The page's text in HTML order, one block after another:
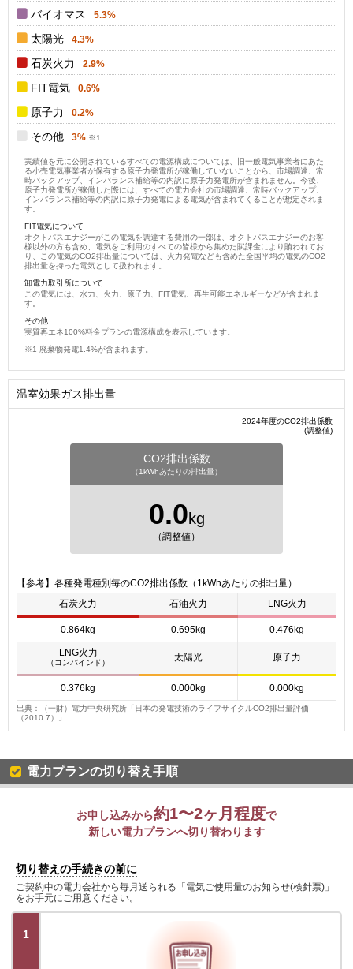
バイオマス 5.3%
太陽光 4.3%
石炭火力 2.9%
FIT電気 0.6%
原子力 0.2%
その他 3%
実績値を元に公開されているすべての電源構成については、旧一般電気事業者にあた
る小売電気事業者が保有する原子力発電所が稼働していないことから、市場調達、常
時バックアップ、インバランス補給等の内訳に原子力発電所が含まれません。今後、
原子力発電所が稼働した際には、すべての電力会社の市場調達、常時バックアップ、
インバランス補給等の内訳に原子力発電による電気が含まれてくることが想定されま
す。
FIT電気について
オクトパスエナジーがこの電気を調達する費用の一部は、オクトパスエナジーのお客
様以外の方も含め、電気をご利用のすべての皆様から集めた賦課金により賄われてお
り、この電気のCO2排出量については、火力発電なども含めた全国平均の電気のCO2
排出量を持った電気として扱われます。
卸電力取引所について
この電気には、水力、火力、原子力、FIT電気、再生可能エネルギーなどが含まれま
す。
その他
実質再エネ100%料金プランの電源構成を表示しています。
廃棄物発電1.4%が含まれます。
温室効果ガス排出量
2024年度のCO2排出係数
(調整値)
CO2排出係数
（1kWhあたりの排出量）
0.0kg
（調整値）
【参考】各種発電種別毎のCO2排出係数（1kWhあたりの排出量）
石炭火力
石油火力 LNG火力
0.864kg 0.695kg 0.476kg
LNG火力
（コンバインド） 太陽光 原子力
0.376kg 0.000kg 0.000kg
出典：（一財）電力中央研究所「日本の発電技術のライフサイクルCO2排出量評価
（2010.7）」
電力プランの切り替え手順
お申し込みから約1〜2ヶ月程度で
新しい電力プランへ切り替わります
切り替えの手続きの前に
ご契約中の電力会社から毎月送られる「電気ご使用量のお知らせ(検針票)」
をお手元にご用意ください。
1